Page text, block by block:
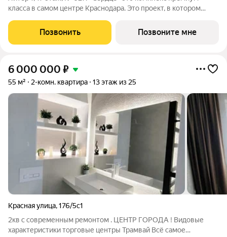
класса в самом центре Краснодара. Это проект, в котором
привлекательностью и продуманной средой для жизни. Здесь
история города и энергия современного
Позвонить Позвоните мне
6 000 000 ₽
55 м² 2-комн. квартира 13 этаж из 25
Красная улица,176/5с1
2кв с современным ремонтом . ЦЕНТР ГОРОДА ! Видовые
характеристики торговые центры Трамвай Всё самое